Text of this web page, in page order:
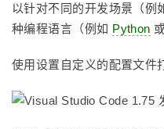
以针对不同的开发场景（例
种编程语言（例如 Python
使用设置自定义的配置文件